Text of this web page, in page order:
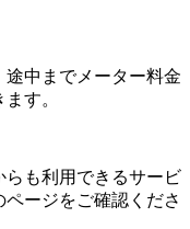
中までメーター料金
す。
も利用できるサービ
ージをご確認くださ